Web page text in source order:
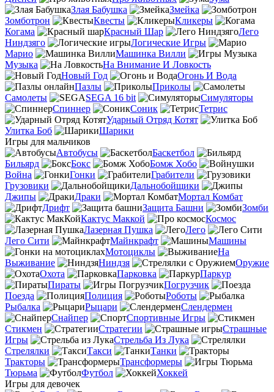
Злая Бабушка
Змейка
Зомботрон
Квесты
Кликеры
Когама
Красный Шар
Лего
Ниндзяго
Логические Игры
Марио
Машинка Вилли
Музыка
На Внимание И Ловкость
Новый Год
Огонь И Вода
Пазлы
Приколы
Самолеты
SEGA 16 bit
Симуляторы
Спиннер
Соник
Тетрис
Ударный Отряд Котят
Улитка Боб
Шарики
Игры для мальчиков
Автобусы
Баскетбол
Бильярд
Бокс
Бомж Хобо
Война
Гонки
Грабители
Грузовики
Дальнобойщики
Джипы
Драки
Мортал Комбат
Дрифт
Защита Башни
Зомби
Кактус Маккой
Космос
Лазерная Пушка
Лего
Лего Сити
Майнкрафт
Машины
Мотоциклы
На
Выживание
Ниндзя
Оружие
Охота
Парковка
Паркур
Пираты
Погрузчик
Поезда
Полиция
Роботы
Рыбалка
Рыцари
Слендермен
Снайпер
Спортивные Игры
Стикмен
Стратегии
Страшные
Игры
Стрельба Из Лука
Стрелялки
Такси
Танки
Тракторы
Трансформеры
Тюрьма
Футбол
Хоккей
Игры для девочек